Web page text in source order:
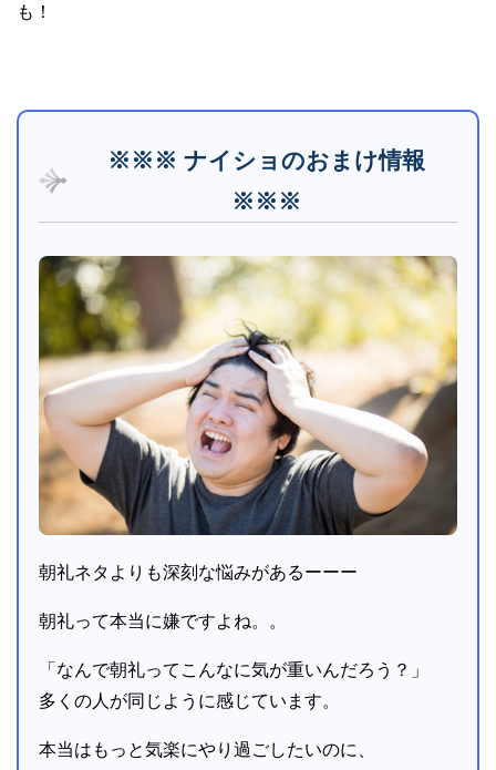
も！
※※※ ナイショのおまけ情報
※※※
朝礼ネタよりも深刻な悩みがあるーーー
朝礼って本当に嫌ですよね。。
「なんで朝礼ってこんなに気が重いんだろう？」
多くの人が同じように感じています。
本当はもっと気楽にやり過ごしたいのに、